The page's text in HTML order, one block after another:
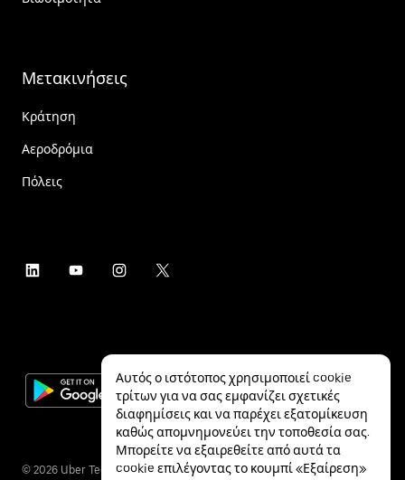
Μετακινήσεις
Κράτηση
Αεροδρόμια
Πόλεις
© 2026 Uber Technologies Inc.
Αυτός ο ιστότοπος χρησιμοποιεί cookie
τρίτων για να σας εμφανίζει σχετικές
διαφημίσεις και να παρέχει εξατομίκευση
καθώς απομνημονεύει την τοποθεσία σας.
Μπορείτε να εξαιρεθείτε από αυτά τα
cookie επιλέγοντας το κουμπί «Εξαίρεση»